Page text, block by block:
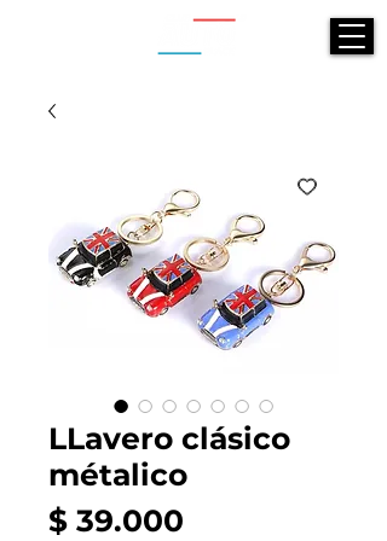
LLavero clásico
métalico
$ 39.000